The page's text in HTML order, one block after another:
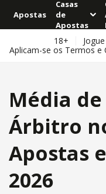
Apostas
Casas
de
Apostas
18+
Aplicam-se os Termos e
Média
Árbitro
Apostas
2026